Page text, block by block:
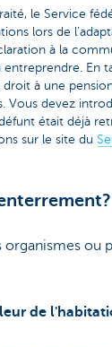
le Service
lors de
à la
entreprendre. En
droit à une
Vous devez
était déjà
sur le site du
organismes ou
de